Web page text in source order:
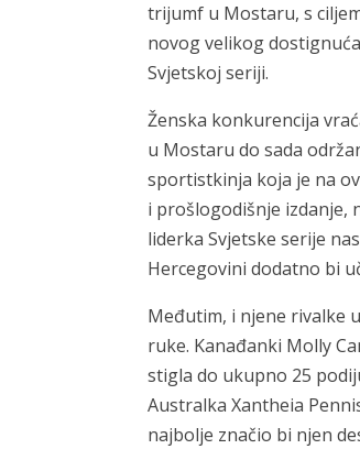
trijumf u Mostaru, s
novog velikog
Svjetskoj seriji.
Ženska konkurencija
u Mostaru do sada
sportistkinja koja je na
i prošlogodišnje izdanje,
liderka Svjetske serije
Hercegovini dodatno bi
Međutim, i njene rivalke
ruke. Kanađanki Molly
stigla do ukupno 25
Australka Xantheia
najbolje značio bi njen